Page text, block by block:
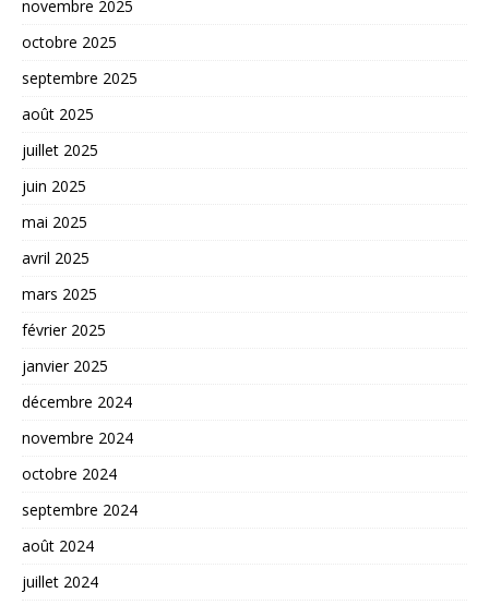
novembre 2025
octobre 2025
septembre 2025
août 2025
juillet 2025
juin 2025
mai 2025
avril 2025
mars 2025
février 2025
janvier 2025
décembre 2024
novembre 2024
octobre 2024
septembre 2024
août 2024
juillet 2024